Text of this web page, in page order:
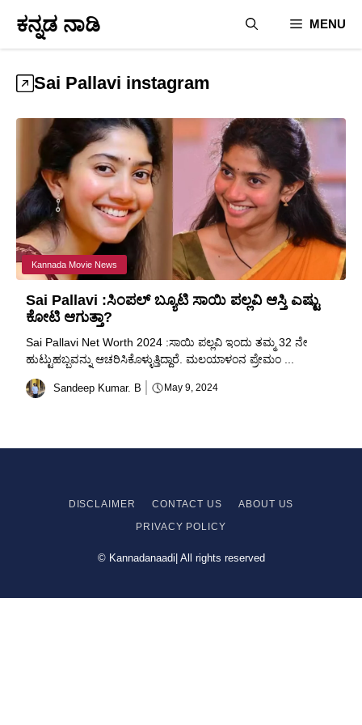
content
ಕನ್ನಡ ನಾಡಿ MENU
Sai Pallavi instagram
Kannada Movie News
Sai Pallavi :ಸಿಂಪಲ್ ಬ್ಯೂಟಿ ಸಾಯಿ ಪಲ್ಲವಿ ಆಸ್ತಿ ಎಷ್ಟು
ಕೋಟಿ ಆಗುತ್ತಾ?
Sai Pallavi Net Worth 2024 :ಸಾಯಿ ಪಲ್ಲವಿ ಇಂದು ತಮ್ಮ 32 ನೇ
ಹುಟ್ಟುಹಬ್ಬವನ್ನು ಆಚರಿಸಿಕೊಳ್ಳುತ್ತಿದ್ದಾರೆ. ಮಲಯಾಳಂನ ಪ್ರೇಮಂ ...
Sandeep Kumar. B May 9, 2024
DISCLAIMER CONTACT US
ABOUT US
PRIVACY POLICY
© Kannadanaadi| All rights reserved